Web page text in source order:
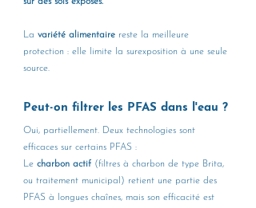
La variété alimentaire reste la meilleure
protection : elle limite la surexposition à une seule
source.
Peut-on filtrer les PFAS dans l'eau ?
Oui, partiellement. Deux technologies sont
efficaces sur certains PFAS :
Le charbon actif (filtres à charbon de type Brita,
ou traitement municipal) retient une partie des
PFAS à longues chaînes, mais son efficacité est